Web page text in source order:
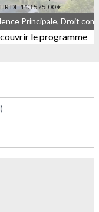
DE 113 575,00 €
le programme